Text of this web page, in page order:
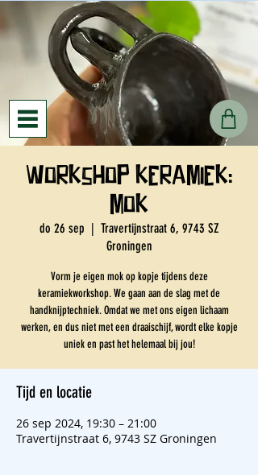
Workshop keramiek:
mok
do 26 sep
  |
Travertijnstraat 6, 9743 SZ
Groningen
Vorm je eigen mok op kopje tijdens deze
keramiekworkshop. We gaan aan de slag met de
handknijptechniek. Omdat we met ons eigen lichaam
werken, en dus niet met een draaischijf, wordt elke kopje
uniek en past het helemaal bij jou!
Tijd en locatie
26 sep 2024, 19:30 – 21:00
Travertijnstraat 6, 9743 SZ Groningen